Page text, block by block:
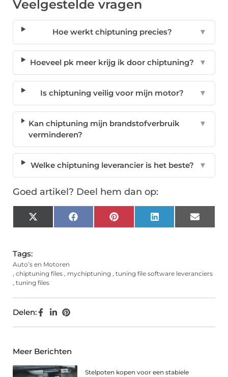
Veelgestelde vragen
Hoe werkt chiptuning precies? ▼
Hoeveel pk meer krijg ik door chiptuning? ▼
Is chiptuning veilig voor mijn motor? ▼
Kan chiptuning mijn brandstofverbruik
verminderen?
▼
Welke chiptuning leverancier is het beste? ▼
Goed artikel? Deel hem dan op:
X
(Twitter)
FacebookPinterest LinkedIn Email
Tags:
Auto’s en Motoren
, chiptuning files , mychiptuning , tuning file software leveranciers
, tuning files
Delen:
Meer Berichten
Stelpoten kopen voor een stabiele